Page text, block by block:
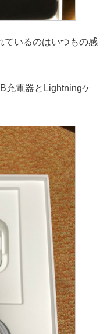
ているのはいつもの感
充電器とLightningケ